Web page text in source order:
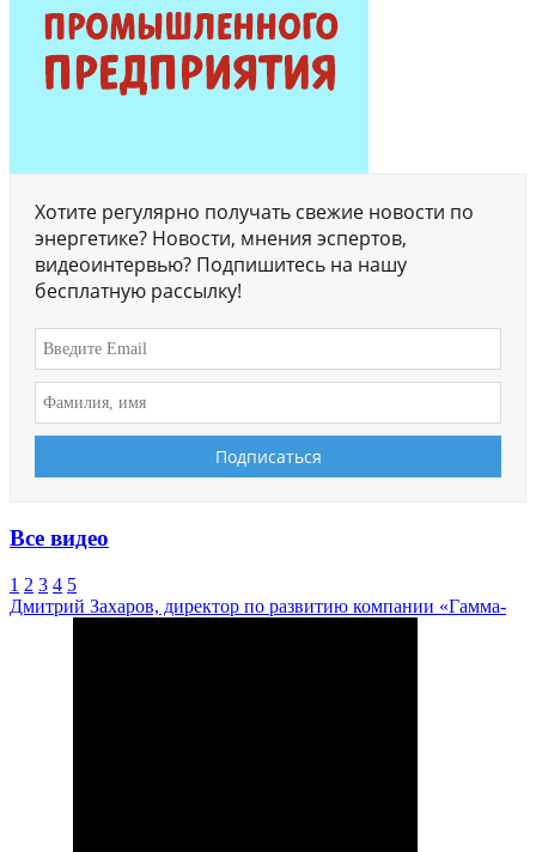
Хотите регулярно получать свежие новости по
энергетике? Новости, мнения эспертов,
видеоинтервью? Подпишитесь на нашу
бесплатную рассылку!
Все видео
1 2 3 4 5
Дмитрий Захаров, директор по развитию компании «Гамма-